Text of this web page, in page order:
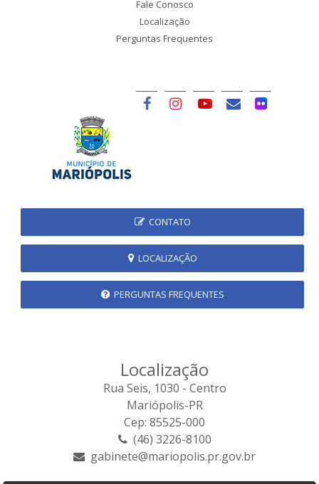
Fale Conosco
Localização
Perguntas Frequentes
CONTATO
LOCALIZAÇÃO
PERGUNTAS FREQUENTES
Localização
Rua Seis, 1030 - Centro
Mariópolis-PR
Cep: 85525-000
(46) 3226-8100
gabinete@mariopolis.pr.gov.br